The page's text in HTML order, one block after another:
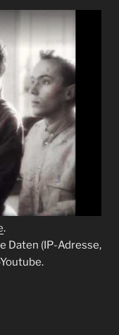
.
Daten (IP-Adresse,